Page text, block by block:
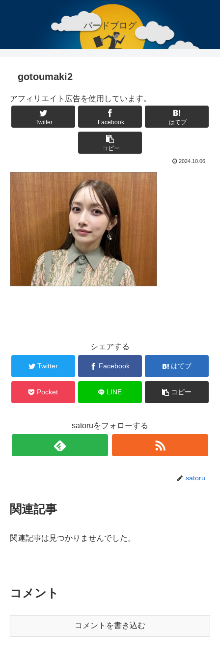
バードブログ
gotoumaki2
アフィリエイト広告を使用しています。
Twitter Facebook はてブ
コピー
2024.10.06
シェアする
Twitter Facebook はてブ
Pocket LINE コピー
satoruをフォローする
satoru
関連記事
関連記事は見つかりませんでした。
コメント
コメントを書き込む